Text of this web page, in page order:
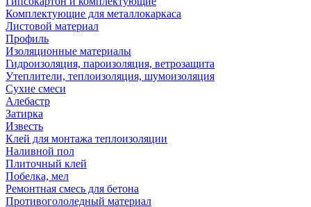
Комплектующие для металлокаркаса
Листовой материал
Профиль
Изоляционные материалы
Гидроизоляция, пароизоляция, ветрозащита
Утеплители, теплоизоляция, шумоизоляция
Сухие смеси
Алебастр
Затирка
Известь
Клей для монтажа теплоизоляции
Наливной пол
Плиточный клей
Побелка, мел
Ремонтная смесь для бетона
Противогололедный материал